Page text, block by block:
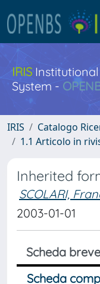
IRISInstitutional
System -
IRIS Catalogo
1.1 Articolo in
Inherited
SCOLARI,
2003-01-01
Scheda breve
Scheda